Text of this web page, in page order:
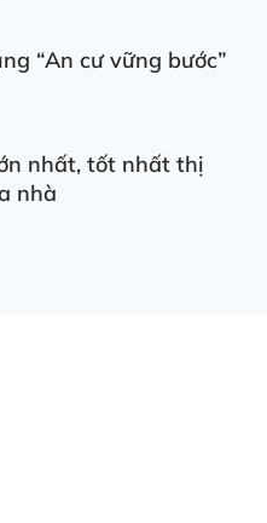
“An cư vững bước”
nhất, tốt nhất thị
nhà